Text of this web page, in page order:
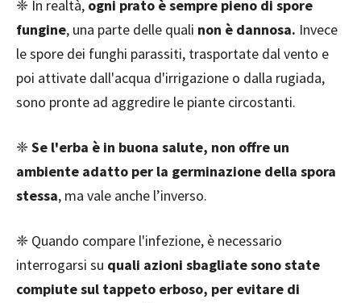
❈ In realtà, ogni prato è sempre pieno di spore
fungine, una parte delle quali non è dannosa. Invece
le spore dei funghi parassiti, trasportate dal vento e
poi attivate dall'acqua d'irrigazione o dalla rugiada,
sono pronte ad aggredire le piante circostanti.
❈Se l'erba è in buona salute, non offre un
ambiente adatto per la germinazione della spora
stessa, ma vale anche l’inverso.
❈ Quando compare l'infezione, è necessario
interrogarsi su quali azioni sbagliate sono state
compiute sul tappeto erboso, per evitare di